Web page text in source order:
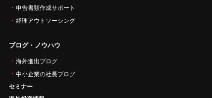
申告書類作成サポート
経理アウトソーシング
ブログ・ノウハウ
海外進出ブログ
中小企業の社長ブログ
セミナー